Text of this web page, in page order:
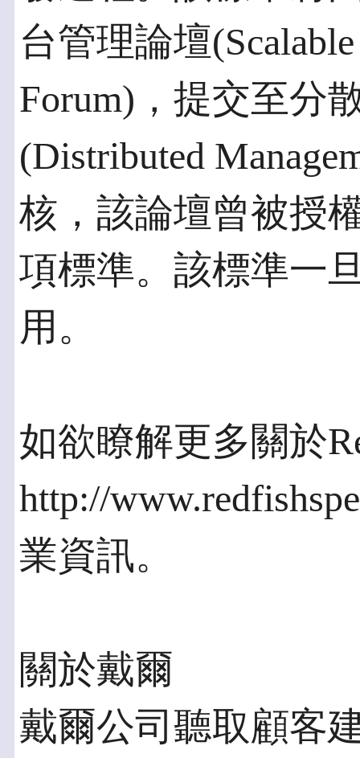
台管理論壇
Forum)，提交至分
(Distributed
核，該論壇曾被授
項標準。該標準一
用。
如欲瞭解更多關於
http://
業資訊。
關於戴爾
戴爾公司聽取顧客